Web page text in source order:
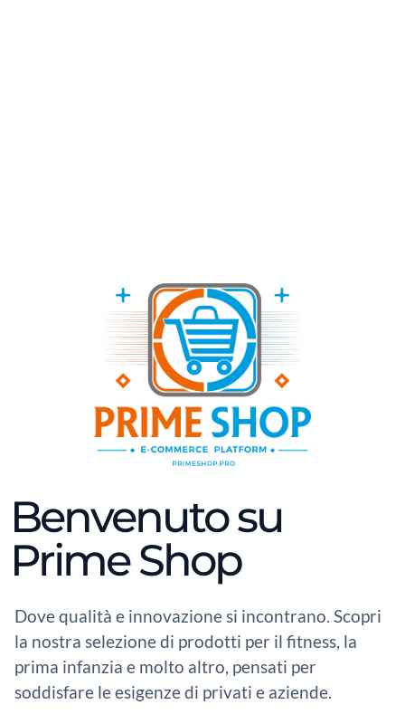
Benvenuto su
Prime Shop
Dove qualità e innovazione si incontrano. Scopri
la nostra selezione di prodotti per il fitness, la
prima infanzia e molto altro, pensati per
soddisfare le esigenze di privati e aziende.